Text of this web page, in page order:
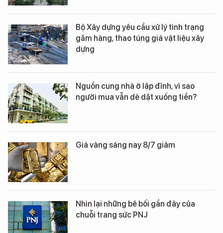
Bộ Xây dựng yêu cầu xử lý tình trạng
găm hàng, thao túng giá vật liệu xây
dựng
Nguồn cung nhà ở lập đỉnh, vì sao
người mua vẫn dè dặt xuống tiền?
Giá vàng sáng nay 8/7 giảm
Nhìn lại những bê bối gần đây của
chuỗi trang sức PNJ